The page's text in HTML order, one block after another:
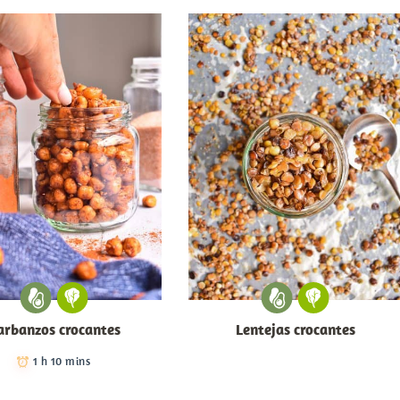
crocantes
1 h 10 mins
Lentejas crocantes